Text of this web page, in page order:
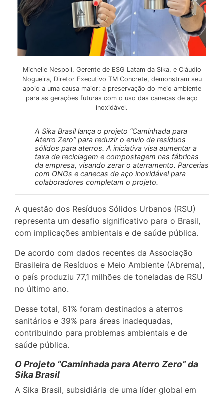
Michelle Nespoli, Gerente de ESG Latam da Sika, e Cláudio
Nogueira, Diretor Executivo TM Concrete, demonstram seu
apoio a uma causa maior: a preservação do meio ambiente
para as gerações futuras com o uso das canecas de aço
inoxidável.
A Sika Brasil lança o projeto “Caminhada para
Aterro Zero” para reduzir o envio de resíduos
sólidos para aterros. A iniciativa visa aumentar a
taxa de reciclagem e compostagem nas fábricas
da empresa, visando zerar o aterramento. Parcerias
com ONGs e canecas de aço inoxidável para
colaboradores completam o projeto.
A questão dos Resíduos Sólidos Urbanos (RSU)
representa um desafio significativo para o Brasil,
com implicações ambientais e de saúde pública.
De acordo com dados recentes da Associação
Brasileira de Resíduos e Meio Ambiente (Abrema),
o país produziu 77,1 milhões de toneladas de RSU
no último ano.
Desse total, 61% foram destinados a aterros
sanitários e 39% para áreas inadequadas,
contribuindo para problemas ambientais e de
saúde pública.
O Projeto “Caminhada para Aterro Zero” da
Sika Brasil
A Sika Brasil, subsidiária de uma líder global em